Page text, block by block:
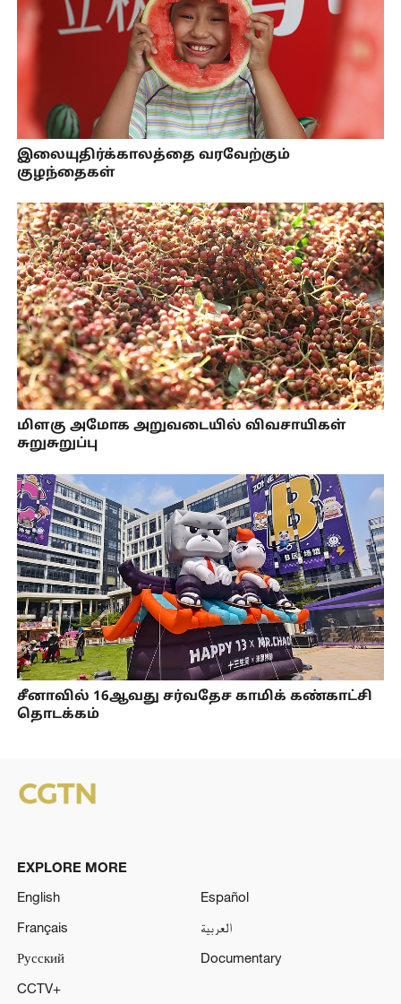
இலையுதிர்க்காலத்தை வரவேற்கும்
குழந்தைகள்
மிளகு அமோக அறுவடையில் விவசாயிகள்
சுறுசுறுப்பு
சீனாவில் 16ஆவது சர்வதேச காமிக் கண்காட்சி
தொடக்கம்
EXPLORE MORE
English
Español
Français
العربية
Русский
Documentary
CCTV+